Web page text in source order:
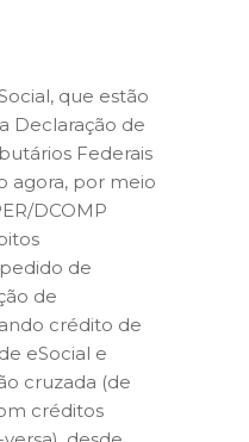
que estão
Declaração de
Federais
agora, por meio
DCOMP
de
de
crédito de
eSocial e
cruzada (de
créditos